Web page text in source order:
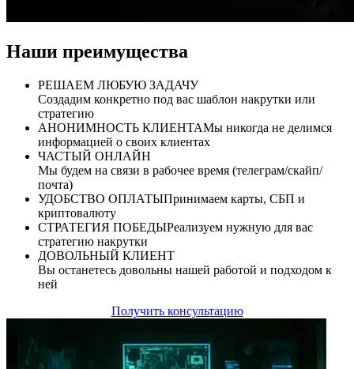
Наши преимущества
РЕШАЕМ ЛЮБУЮ ЗАДАЧУ
Создадим конкретно под вас шаблон накрутки или
стратегию
АНОНИМНОСТЬ КЛИЕНТАМы никогда не делимся
информацией о своих клиентах
ЧАСТЫЙ ОНЛАЙН
Мы будем на связи в рабочее время (телеграм/скайп/
почта)
УДОБСТВО ОПЛАТЫПринимаем карты, СБП и
криптовалюту
СТРАТЕГИЯ ПОБЕДЫРеализуем нужную для вас
стратегию накрутки
ДОВОЛЬНЫЙ КЛИЕНТ
Вы останетесь довольны нашей работой и подходом к
ней
Получить консультацию